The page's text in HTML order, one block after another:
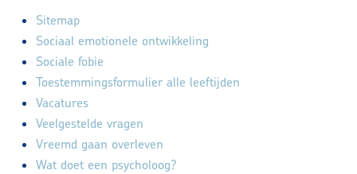
Sitemap
Sociaal emotionele ontwikkeling
Sociale fobie
Toestemmingsformulier alle leeftijden
Vacatures
Veelgestelde vragen
Vreemd gaan overleven
Wat doet een psycholoog?